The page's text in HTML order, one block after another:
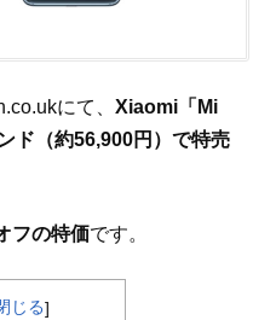
にて、Xiaomi「Mi
ド（約56,900円）で特売
フの特価です。
じる]